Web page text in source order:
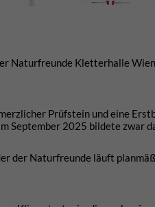
Naturfreunde Kletterhalle
Prüfstein und eine
September 2025 bildete zwar
der Naturfreunde läuft